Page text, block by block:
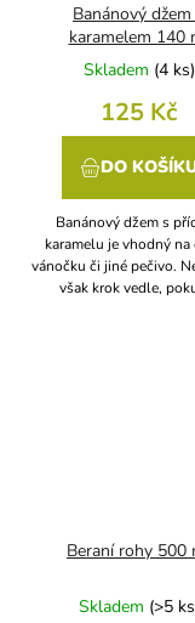
Banánový džem
karamelem 140
Skladem (4 ks)
125 Kč
DO
Banánový džem s
karamelu je vhodný na
vánočku či jiné pečivo.
však krok vedle,
Beraní rohy 500
Skladem (>5 ks